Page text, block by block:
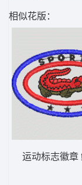
相似花版：
运动标志徽章